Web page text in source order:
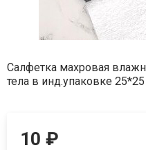
Салфетка махровая
тела в инд.упаковке
10₽